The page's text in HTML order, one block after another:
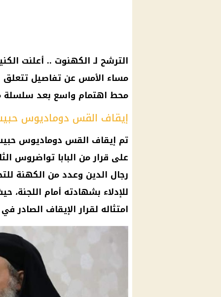
الترشح لـ الكهنوت .. أعلنت
مساء الأمس عن تفاصيل تتعلق
محط اهتمام واسع بعد سلسلة
إيقاف القس دوماديوس
تم إيقاف القس دوماديوس
على قرار من البابا تواضروس
رجال الدين وعدد من الكهنة
للإدلاء بشهادته أمام
امتثاله لقرار الإيقاف الصادر في 12 أغسطس